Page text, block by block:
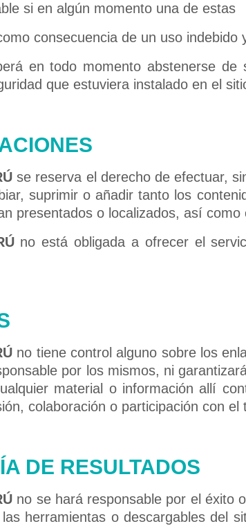
si en algún momento una de estas
consecuencia de un uso
en todo momento abstenerse
que estuviera instalado en el
se reserva el derecho de efectuar,
suprimir o añadir tanto los
presentados o localizados, así
no está obligada a ofrecer el
no tiene control alguno sobre los
por los mismos, ni
material o información allí
colaboración o participación con
DE RESULTADOS
no se hará responsable por el éxito
herramientas o descargables del